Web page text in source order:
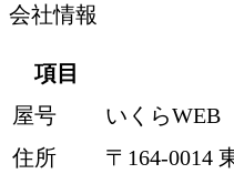
会社情報
項目
屋号
いくらWEB
住所
〒164-0014